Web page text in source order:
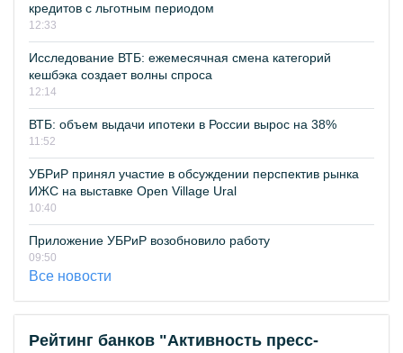
кредитов с льготным периодом
12:33
Исследование ВТБ: ежемесячная смена категорий
кешбэка создает волны спроса
12:14
ВТБ: объем выдачи ипотеки в России вырос на 38%
11:52
УБРиР принял участие в обсуждении перспектив рынка
ИЖС на выставке Open Village Ural
10:40
Приложение УБРиР возобновило работу
09:50
Все новости
Рейтинг банков "Активность пресс-